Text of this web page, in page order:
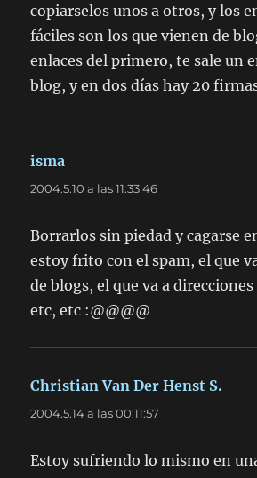
copiarselos unos a otros, y los
fáciles son los que vienen de
enlaces del primero, te sale un
blog, y en dos días hay 20
isma
2004.5.10 a las 11:33:46
Borrarlos sin piedad y cagarse
estoy frito con el spam, el que
de blogs, el que va a
etc, etc :@@@@
Christian Van Der Henst S.
2004.5.14 a las 00:11:57
Estoy sufriendo lo mismo en